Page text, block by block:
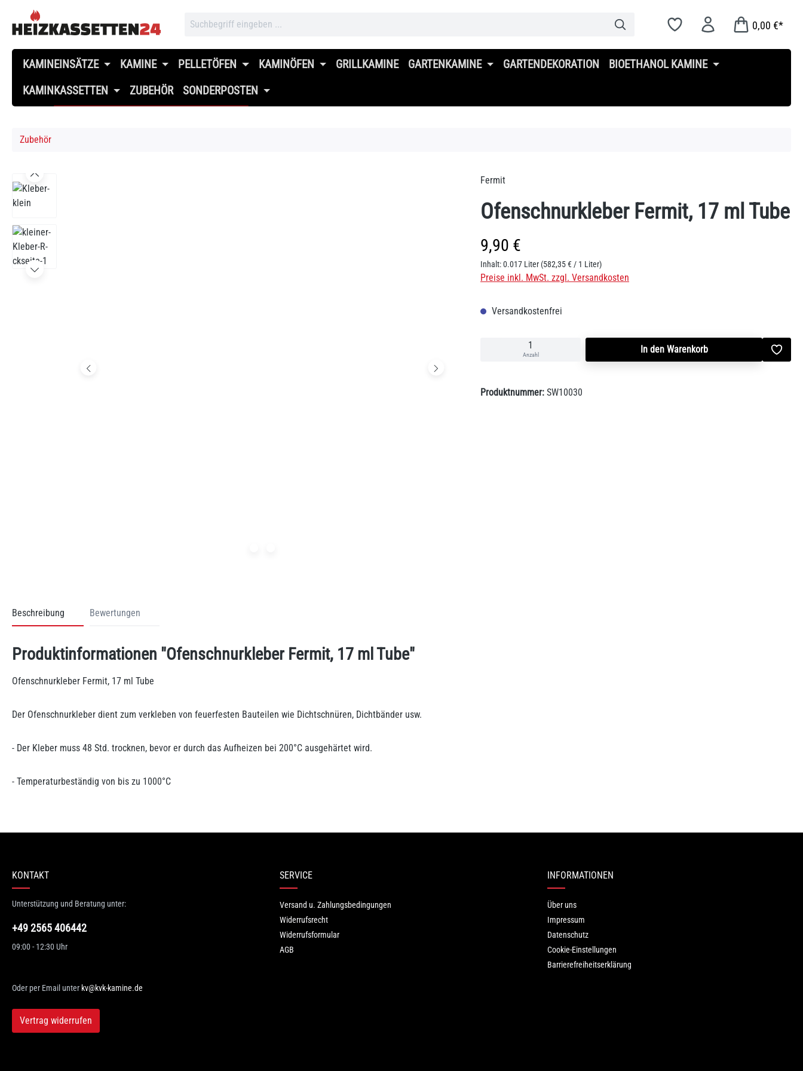
Hauptinhalt springen
Zur Suche springen
Zur Hauptnavigation springen
0,00 €*
KAMINEINSÄTZE KAMINE PELLETÖFEN KAMINÖFEN GRILLKAMINE GARTENKAMINE GARTENDEKORATION
BIOETHANOL KAMINE
KAMINKASSETTEN
ZUBEHÖR SONDERPOSTEN
Zubehör
Bildergalerie überspringen Fermit
Ofenschnurkleber Fermit, 17 ml Tube
Regulärer Preis:
9,90 €
Inhalt:0.017 Liter (582,35 € / 1 Liter)
Preise inkl. MwSt. zzgl. Versandkosten
Versandkostenfrei
Anzahl In den Warenkorb
Produktnummer: SW10030
Beschreibung Bewertungen
Produktinformationen "Ofenschnurkleber Fermit, 17 ml Tube"
Ofenschnurkleber Fermit, 17 ml Tube
Der Ofenschnurkleber dient zum verkleben von feuerfesten Bauteilen wie Dichtschnüren, Dichtbänder usw.
- Der Kleber muss 48 Std. trocknen, bevor er durch das Aufheizen bei 200°C ausgehärtet wird.
- Temperaturbeständig von bis zu 1000°C
Sie Ihre Erfahrungen mit anderen Kunden.
KONTAKT
Unterstützung und Beratung unter:
+49 2565 406442
09:00 - 12:30 Uhr
Oder per Email unter kv@kvk-kamine.de
Vertrag widerrufen
SERVICE
Versand u. Zahlungsbedingungen
Widerrufsrecht
Widerrufsformular
AGB
INFORMATIONEN
Über uns
Impressum
Datenschutz
Cookie-Einstellungen
Barrierefreiheitserklärung